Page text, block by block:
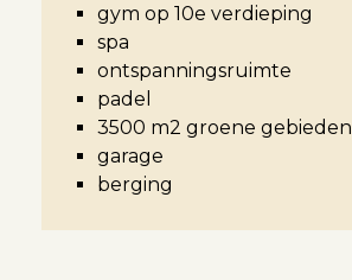
gym op 10e verdieping
spa
ontspanningsruimte
padel
3500 m2 groene gebieden
garage
berging